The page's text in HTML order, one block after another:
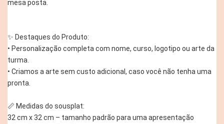
mesa posta.
✨ Destaques do Produto:
• Personalização completa com nome, curso, logotipo ou arte da
turma.
• Criamos a arte sem custo adicional, caso você não tenha uma
pronta.
📏 Medidas do sousplat:
32 cm x 32 cm – tamanho padrão para uma apresentação